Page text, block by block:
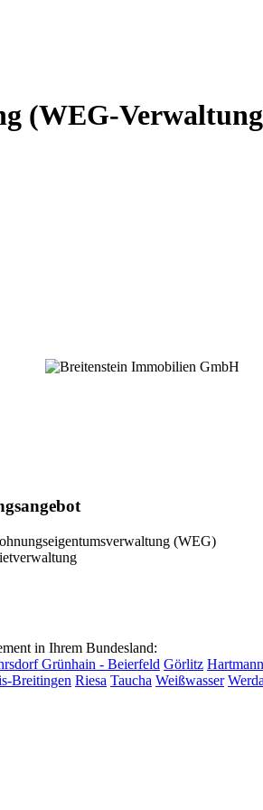
(WEG-
(WEG)
in Ihrem Bundesland:
Grünhain - Beierfeld Görlitz
Breitingen Riesa Taucha Weißwasser